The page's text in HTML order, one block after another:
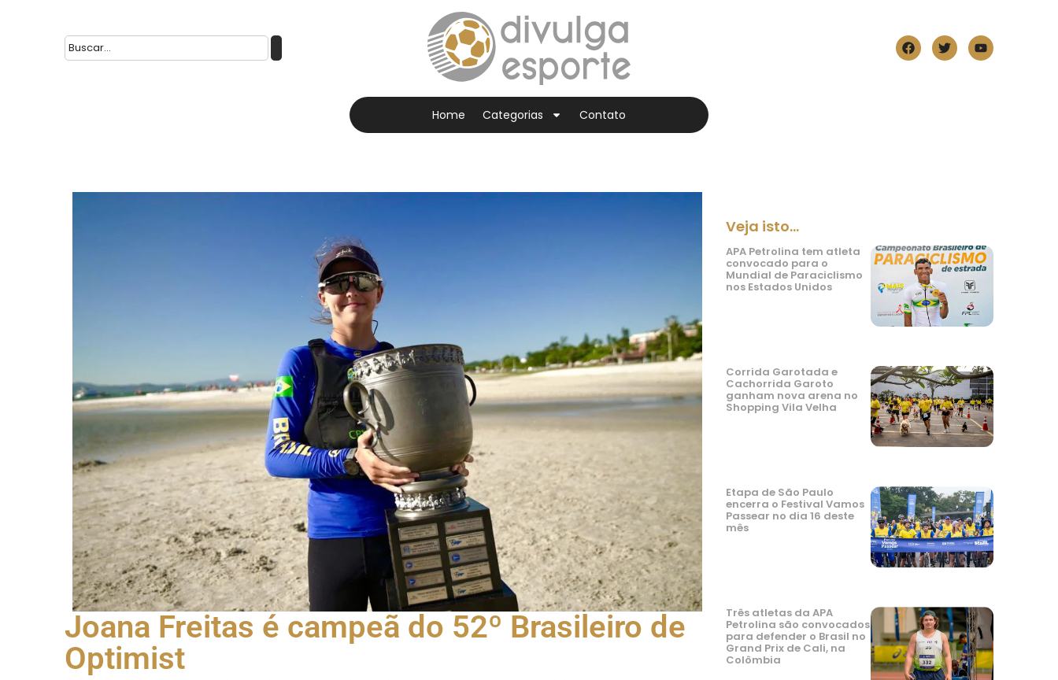
Home Categorias Contato
Joana Freitas é campeã do 52º Brasileiro de
Optimist
Veja isto...
APA Petrolina tem atleta
convocado para o
Mundial de Paraciclismo
nos Estados Unidos
Corrida Garotada e
Cachorrida Garoto
ganham nova arena no
Shopping Vila Velha
Etapa de São Paulo
encerra o Festival Vamos
Passear no dia 16 deste
mês
Três atletas da APA
Petrolina são convocados
para defender o Brasil no
Grand Prix de Cali, na
Colômbia